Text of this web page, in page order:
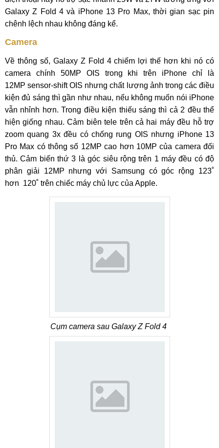
Galaxy Z Fold 4 và iPhone 13 Pro Max, thời gian sạc pin
chênh lệch nhau không đáng kể.
Camera
Về thông số, Galaxy Z Fold 4 chiếm lợi thế hơn khi nó có
camera chính 50MP OIS trong khi trên iPhone chỉ là
12MP sensor-shift OIS nhưng chất lượng ảnh trong các điều
kiện đủ sáng thì gần như nhau, nếu không muốn nói iPhone
vẫn nhỉnh hơn. Trong điều kiện thiếu sáng thì cả 2 đều thể
hiện giống nhau. Cảm biên tele trên cả hai máy đều hỗ trợ
zoom quang 3x đều có chống rung OIS nhưng iPhone 13
Pro Max có thông số 12MP cao hơn 10MP của camera đối
thủ. Cảm biến thứ 3 là góc siêu rộng trên 1 máy đều có độ
phân giải 12MP nhưng với Samsung có góc rộng 123˚
hơn 120˚ trên chiếc máy chủ lực của Apple.
Cụm camera sau Galaxy Z Fold 4